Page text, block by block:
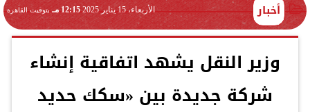
أخبار الأربعاء، 15 يناير 2025 12:15 مـ بتوقيت القاهرة
وزير النقل يشهد اتفاقية إنشاء
شركة جديدة بين «سكك حديد